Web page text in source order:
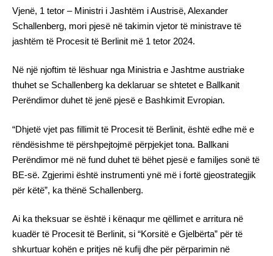
Vjenë, 1 tetor – Ministri i Jashtëm i Austrisë, Alexander
Schallenberg, mori pjesë në takimin vjetor të ministrave të
jashtëm të Procesit të Berlinit më 1 tetor 2024.
Në një njoftim të lëshuar nga Ministria e Jashtme austriake
thuhet se Schallenberg ka deklaruar se shtetet e Ballkanit
Perëndimor duhet të jenë pjesë e Bashkimit Evropian.
“Dhjetë vjet pas fillimit të Procesit të Berlinit, është edhe më e
rëndësishme të përshpejtojmë përpjekjet tona. Ballkani
Perëndimor më në fund duhet të bëhet pjesë e familjes sonë të
BE-së. Zgjerimi është instrumenti ynë më i fortë gjeostrategjik
për këtë”, ka thënë Schallenberg.
Ai ka theksuar se është i kënaqur me qëllimet e arritura në
kuadër të Procesit të Berlinit, si “Korsitë e Gjelbërta” për të
shkurtuar kohën e pritjes në kufij dhe për përparimin në